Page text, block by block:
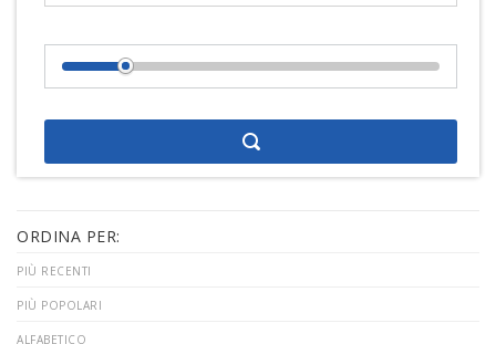
ORDINA PER:
PIÙ RECENTI
PIÙ POPOLARI
ALFABETICO